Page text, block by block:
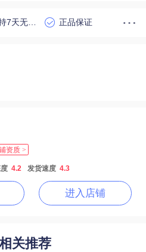
不支持7天无理由退货 正品保证
资质 >
4.2 发货速度 4.3
进入店铺
关推荐